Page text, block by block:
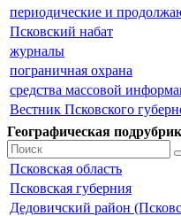
периодические и
Псковский набат
журналы
пограничная охрана
средства массовой
Вестник Псковского
Географическая
Псковская область
Псковская губерния
Дедовичский район